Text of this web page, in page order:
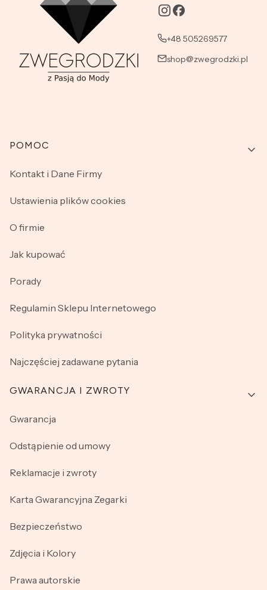
+48 505269577
shop@zwegrodzki.pl
Linki w stopce
POMOC
Kontakt i Dane Firmy
Ustawienia plików cookies
O firmie
Jak kupować
Porady
Regulamin Sklepu Internetowego
Polityka prywatności
Najczęściej zadawane pytania
GWARANCJA I ZWROTY
Gwarancja
Odstąpienie od umowy
Reklamacje i zwroty
Karta Gwarancyjna Zegarki
Bezpieczeństwo
Zdjęcia i Kolory
Prawa autorskie